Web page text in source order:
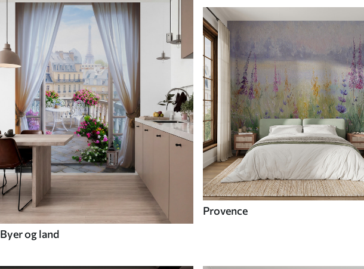
Byer og land
Provence